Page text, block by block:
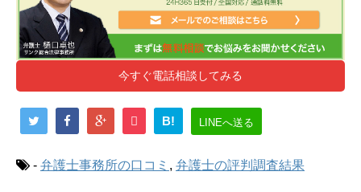
今すぐ電話相談してみる
B! LINEへ送る
- 弁護士事務所の口コミ , 弁護士の評判調査結果